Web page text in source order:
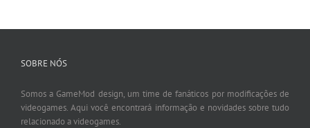
SOBRE NÓS
Somos a GameMod design, um time de fanáticos por modificações de
videogames. Aqui você encontrará informação e novidades sobre tudo
relacionado a videogames.